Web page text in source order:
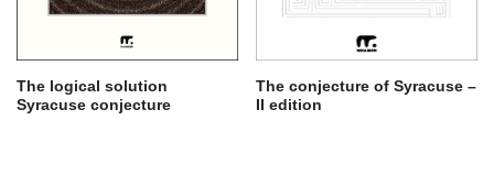
The logical solution
Syracuse conjecture
The conjecture of Syracuse –
II edition